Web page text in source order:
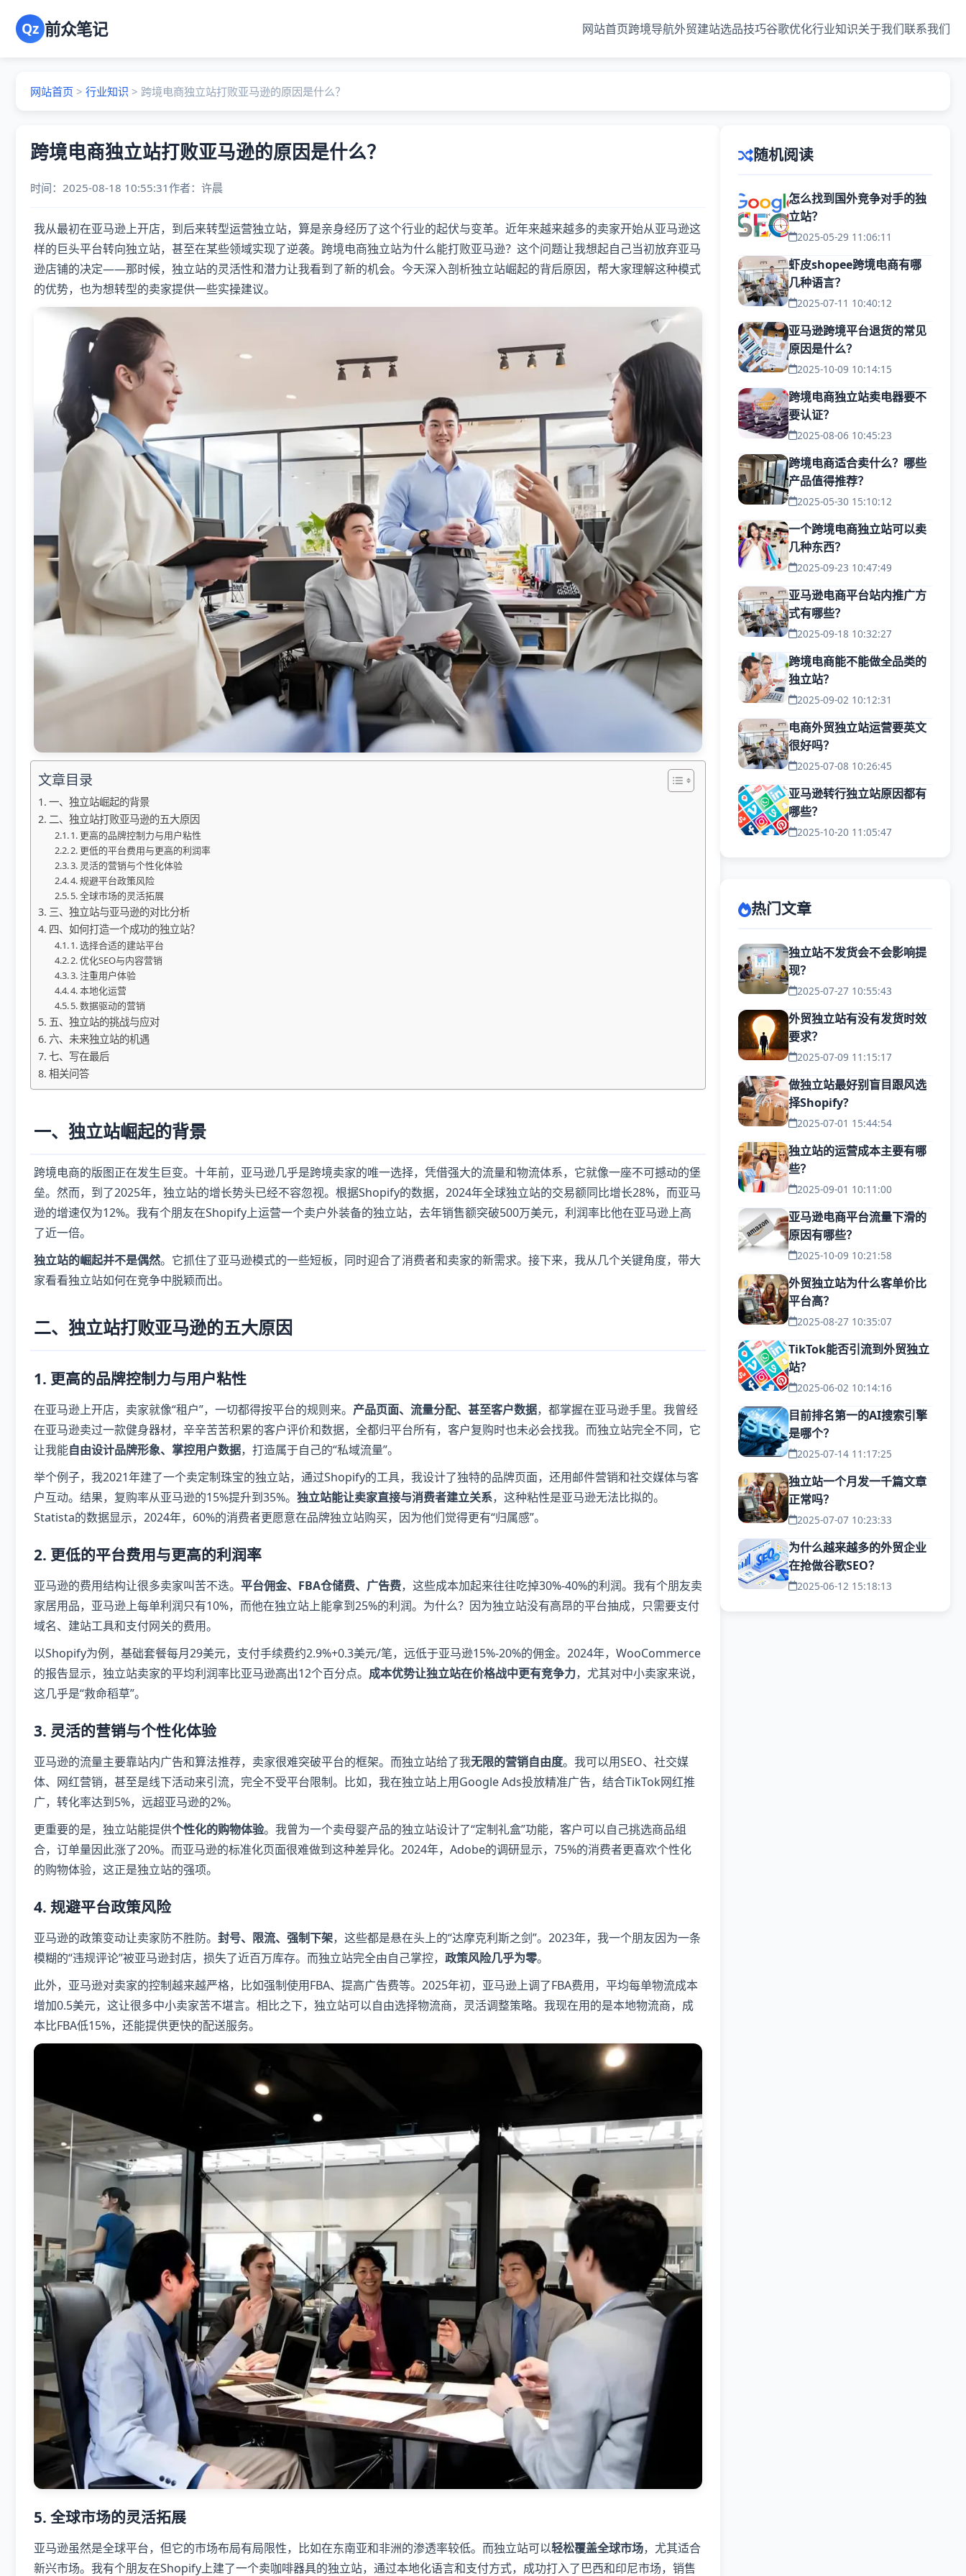
Qz 前众笔记 网站首页跨境导航外贸建站选品技巧谷歌优化行业知识关于我们联系我们
网站首页 > 行业知识 > 跨境电商独立站打败亚马逊的原因是什么？
跨境电商独立站打败亚马逊的原因是什么？
时间：2025-08-18 10:55:31作者： 许晨
我从最初在亚马逊上开店，到后来转型运营独立站，算是亲身经历了这个行业的起伏与变革。近年来越来越多的卖家开始从亚马逊这
样的巨头平台转向独立站，甚至在某些领域实现了逆袭。跨境电商独立站为什么能打败亚马逊？这个问题让我想起自己当初放弃亚马
逊店铺的决定——那时候，独立站的灵活性和潜力让我看到了新的机会。今天深入剖析独立站崛起的背后原因，帮大家理解这种模式
的优势，也为想转型的卖家提供一些实操建议。
文章目录
一、独立站崛起的背景
二、独立站打败亚马逊的五大原因
1. 更高的品牌控制力与用户粘性
2. 更低的平台费用与更高的利润率
3. 灵活的营销与个性化体验
4. 规避平台政策风险
5. 全球市场的灵活拓展
三、独立站与亚马逊的对比分析
四、如何打造一个成功的独立站？
1. 选择合适的建站平台
2. 优化SEO与内容营销
3. 注重用户体验
4. 本地化运营
5. 数据驱动的营销
五、独立站的挑战与应对
六、未来独立站的机遇
七、写在最后
相关问答
一、独立站崛起的背景
跨境电商的版图正在发生巨变。十年前，亚马逊几乎是跨境卖家的唯一选择，凭借强大的流量和物流体系，它就像一座不可撼动的堡
垒。然而，到了2025年，独立站的增长势头已经不容忽视。根据Shopify的数据，2024年全球独立站的交易额同比增长28%，而亚马
逊的增速仅为12%。我有个朋友在Shopify上运营一个卖户外装备的独立站，去年销售额突破500万美元，利润率比他在亚马逊上高
了近一倍。
独立站的崛起并不是偶然。它抓住了亚马逊模式的一些短板，同时迎合了消费者和卖家的新需求。接下来，我从几个关键角度，带大
家看看独立站如何在竞争中脱颖而出。
二、独立站打败亚马逊的五大原因
1. 更高的品牌控制力与用户粘性
在亚马逊上开店，卖家就像“租户”，一切都得按平台的规则来。 产品页面、流量分配、甚至客户数据，都掌握在亚马逊手里。我曾经
在亚马逊卖过一款健身器材，辛辛苦苦积累的客户评价和数据，全都归平台所有，客户复购时也未必会找我。而独立站完全不同，它
让我能自由设计品牌形象、掌控用户数据，打造属于自己的“私域流量”。
举个例子，我2021年建了一个卖定制珠宝的独立站，通过Shopify的工具，我设计了独特的品牌页面，还用邮件营销和社交媒体与客
户互动。结果，复购率从亚马逊的15%提升到35%。 独立站能让卖家直接与消费者建立关系，这种粘性是亚马逊无法比拟的。
Statista的数据显示，2024年，60%的消费者更愿意在品牌独立站购买，因为他们觉得更有“归属感”。
2. 更低的平台费用与更高的利润率
亚马逊的费用结构让很多卖家叫苦不迭。 平台佣金、FBA仓储费、广告费，这些成本加起来往往吃掉30%-40%的利润。我有个朋友卖
家居用品，亚马逊上每单利润只有10%，而他在独立站上能拿到25%的利润。为什么？因为独立站没有高昂的平台抽成，只需要支付
域名、建站工具和支付网关的费用。
以Shopify为例，基础套餐每月29美元，支付手续费约2.9%+0.3美元/笔，远低于亚马逊15%-20%的佣金。2024年，WooCommerce
的报告显示，独立站卖家的平均利润率比亚马逊高出12个百分点。 成本优势让独立站在价格战中更有竞争力，尤其对中小卖家来说，
这几乎是“救命稻草”。
3. 灵活的营销与个性化体验
亚马逊的流量主要靠站内广告和算法推荐，卖家很难突破平台的框架。而独立站给了我无限的营销自由度。我可以用SEO、社交媒
体、网红营销，甚至是线下活动来引流，完全不受平台限制。比如，我在独立站上用Google Ads投放精准广告，结合TikTok网红推
广，转化率达到5%，远超亚马逊的2%。
更重要的是，独立站能提供个性化的购物体验。我曾为一个卖母婴产品的独立站设计了“定制礼盒”功能，客户可以自己挑选商品组
合，订单量因此涨了20%。而亚马逊的标准化页面很难做到这种差异化。2024年，Adobe的调研显示，75%的消费者更喜欢个性化
的购物体验，这正是独立站的强项。
4. 规避平台政策风险
亚马逊的政策变动让卖家防不胜防。 封号、限流、强制下架，这些都是悬在头上的“达摩克利斯之剑”。2023年，我一个朋友因为一条
模糊的“违规评论”被亚马逊封店，损失了近百万库存。而独立站完全由自己掌控， 政策风险几乎为零。
此外，亚马逊对卖家的控制越来越严格，比如强制使用FBA、提高广告费等。2025年初，亚马逊上调了FBA费用，平均每单物流成本
增加0.5美元，这让很多中小卖家苦不堪言。相比之下，独立站可以自由选择物流商，灵活调整策略。我现在用的是本地物流商，成
本比FBA低15%，还能提供更快的配送服务。
5. 全球市场的灵活拓展
亚马逊虽然是全球平台，但它的市场布局有局限性，比如在东南亚和非洲的渗透率较低。而独立站可以轻松覆盖全球市场，尤其适合
新兴市场。我有个朋友在Shopify上建了一个卖咖啡器具的独立站，通过本地化语言和支付方式，成功打入了巴西和印尼市场，销售
随机阅读
怎么找到国外竞争对手的独
立站？
2025-05-29 11:06:11
虾皮shopee跨境电商有哪
几种语言？
2025-07-11 10:40:12
亚马逊跨境平台退货的常见
原因是什么？
2025-10-09 10:14:15
跨境电商独立站卖电器要不
要认证？
2025-08-06 10:45:23
跨境电商适合卖什么？哪些
产品值得推荐？
2025-05-30 15:10:12
一个跨境电商独立站可以卖
几种东西？
2025-09-23 10:47:49
亚马逊电商平台站内推广方
式有哪些？
2025-09-18 10:32:27
跨境电商能不能做全品类的
独立站？
2025-09-02 10:12:31
电商外贸独立站运营要英文
很好吗？
2025-07-08 10:26:45
亚马逊转行独立站原因都有
哪些？
2025-10-20 11:05:47
热门文章
独立站不发货会不会影响提
现？
2025-07-27 10:55:43
外贸独立站有没有发货时效
要求？
2025-07-09 11:15:17
做独立站最好别盲目跟风选
择Shopify?
2025-07-01 15:44:54
独立站的运营成本主要有哪
些？
2025-09-01 10:11:00
亚马逊电商平台流量下滑的
原因有哪些？
2025-10-09 10:21:58
外贸独立站为什么客单价比
平台高？
2025-08-27 10:35:07
TikTok能否引流到外贸独立
站？
2025-06-02 10:14:16
目前排名第一的AI搜索引擎
是哪个？
2025-07-14 11:17:25
独立站一个月发一千篇文章
正常吗？
2025-07-07 10:23:33
为什么越来越多的外贸企业
在抢做谷歌SEO？
2025-06-12 15:18:13